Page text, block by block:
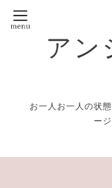
アン
お一人お一人の状
ー